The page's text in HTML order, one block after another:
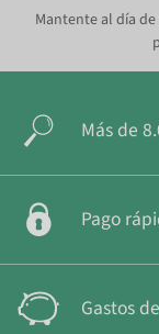
Mantente al día
Más de
Pago
Gastos